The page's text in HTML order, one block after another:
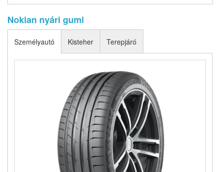
Nokian nyári gumi
Személyautó Kisteher Terepjáró